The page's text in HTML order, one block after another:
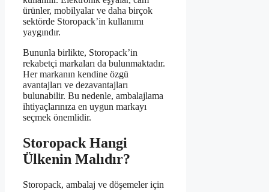
ürünler, mobilyalar ve daha birçok
sektörde Storopack’in kullanımı
yaygındır.
Bununla birlikte, Storopack’in
rekabetçi markaları da bulunmaktadır.
Her markanın kendine özgü
avantajları ve dezavantajları
bulunabilir. Bu nedenle, ambalajlama
ihtiyaçlarınıza en uygun markayı
seçmek önemlidir.
Storopack Hangi
Ülkenin Malıdır?
Storopack, ambalaj ve döşemeler için